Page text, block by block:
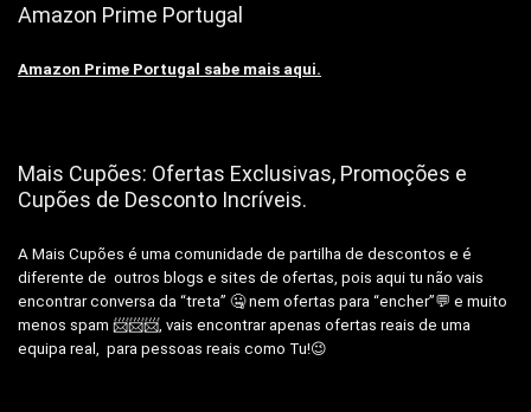
Amazon Prime Portugal
Amazon Prime Portugal sabe mais aqui.
Mais Cupões: Ofertas Exclusivas, Promoções e
Cupões de Desconto Incríveis.
A Mais Cupões é uma comunidade de partilha de descontos e é
diferente de outros blogs e sites de ofertas, pois aqui tu não vais
encontrar conversa da “treta” 🤐 nem ofertas para “encher”💬 e muito
menos spam 📨📨📨, vais encontrar apenas ofertas reais de uma
equipa real, para pessoas reais como Tu!😉